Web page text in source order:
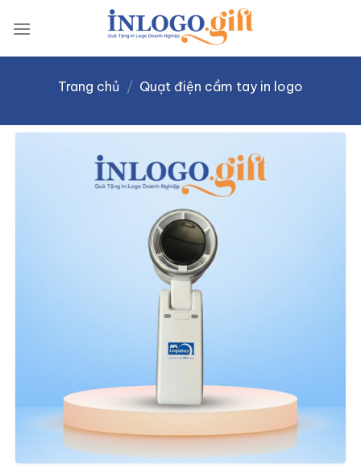
Trang chủ / Quạt điện cầm tay in logo